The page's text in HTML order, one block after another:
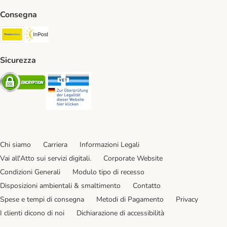
Consegna
Poste Italiane. Shipping Method
Sicurezza
Security
Chi siamo Carriera
Informazioni Legali
Vai all'Atto sui servizi digitali.
Corporate Website
Condizioni Generali
Modulo tipo di recesso
Disposizioni ambientali & smaltimento
Contatto
Spese e tempi di consegna
Metodi di Pagamento
Privacy
I clienti dicono di noi
Dichiarazione di accessibilità